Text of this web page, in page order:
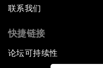
联系我们
快捷链接
论坛可持续性